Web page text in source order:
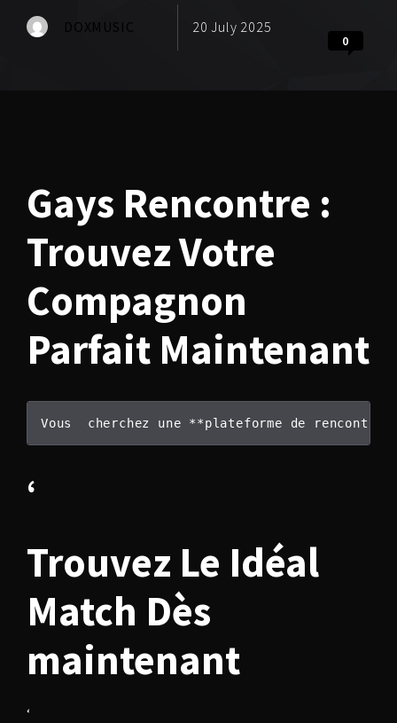
DOXMUSIC 20 July 2025
0
Gays Rencontre :
Trouvez Votre
Compagnon
Parfait Maintenant
Vous  cherchez une **plateforme de
‘
Trouvez Le Idéal
Match Dès
maintenant
‘